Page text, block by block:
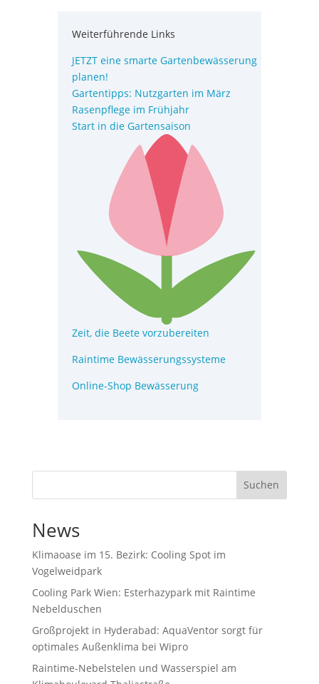
Weiterführende Links
JETZT eine smarte Gartenbewässerung
planen!
Gartentipps: Nutzgarten im März
Rasenpflege im Frühjahr
Start in die Gartensaison
Zeit, die Beete vorzubereiten
Raintime Bewässerungssysteme
Online-Shop Bewässerung
Suchen
News
Klimaoase im 15. Bezirk: Cooling Spot im
Vogelweidpark
Cooling Park Wien: Esterhazypark mit Raintime
Nebelduschen
Großprojekt in Hyderabad: AquaVentor sorgt für
optimales Außenklima bei Wipro
Raintime-Nebelstelen und Wasserspiel am